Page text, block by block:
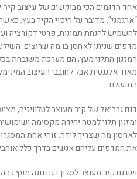
אחד הדגמים הכי מבוקשים שלעיצוב קיר
“ארגמני”. מדובר על חיפוי הקיר בעץ,
להשמיש להנחת תמונות, פרטי דקורציה
מדפים שניתן לאחסן בו מה שרוצים.
המזנון התלוי מעץ, הם מערכת משובחת
מאוד אלגנטית אבל לחובבי העיצוב
המושלם.
דגם גבריאל של קיר מעוצב לטלוויזיה,
ומזנון תלוי למטה יחידה מקסימה
לאחסון מה שצריך לידה. זוהי אחת
את המדפים עליהם אנשים בדרך כלל
ויש גם קיר מעוצב לסלון דגם נוגה מעץ